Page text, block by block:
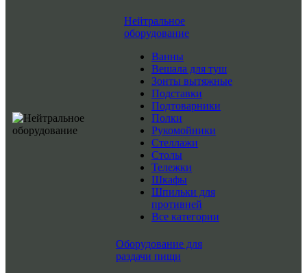
Нейтральное
оборудование
Ванны
Вешала для туш
Зонты вытяжные
Подставки
Подтоварники
Полки
Рукомойники
Стеллажи
Столы
Тележки
Шкафы
Шпильки для
противней
Все категории
Оборудование для
раздачи пищи